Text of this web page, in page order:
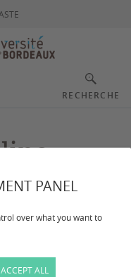
PANEL
over what you want to
ALL
RECHERCHE